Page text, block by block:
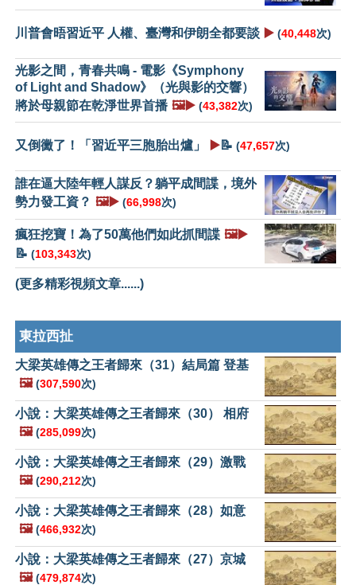
川普會晤習近平 人權、臺灣和伊朗全都要談 ▶️ (40,448次)
光影之間，青春共鳴 - 電影《Symphony
of Light and Shadow》（光與影的交響）
將於母親節在乾淨世界首播 🖼️▶️ (43,382次)
又倒黴了！「習近平三胞胎出爐」 ▶️📝 (47,657次)
誰在逼大陸年輕人謀反？躺平成間諜，境外
勢力發工資？ 🖼️▶️ (66,998次)
瘋狂挖寶！為了50萬他們如此抓間諜 🖼️▶️
📝 (103,343次)
(更多精彩視頻文章......)
東拉西扯
大梁英雄傳之王者歸來（31）結局篇 登基
🖼️ (307,590次)
小說：大梁英雄傳之王者歸來（30） 相府
🖼️ (285,099次)
小說：大梁英雄傳之王者歸來（29）激戰
🖼️ (290,212次)
小說：大梁英雄傳之王者歸來（28）如意
🖼️ (466,932次)
小說：大梁英雄傳之王者歸來（27）京城
🖼️ (479,874次)